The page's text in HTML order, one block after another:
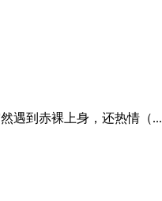
遇到赤裸上身，还热情（...